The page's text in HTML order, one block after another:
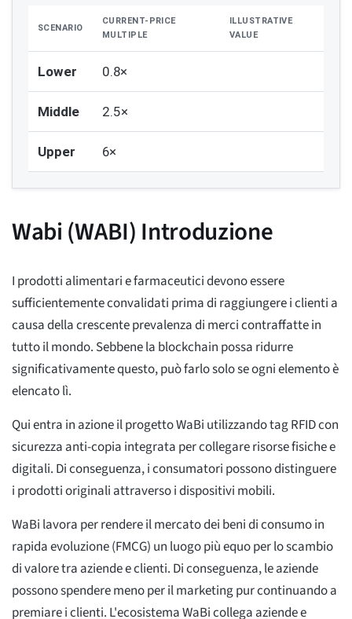
SCENARIO
CURRENT-PRICE
MULTIPLE
ILLUSTRATIVE
VALUE
Lower 0.8×
Middle 2.5×
Upper 6×
Wabi (WABI) Introduzione
I prodotti alimentari e farmaceutici devono essere
sufficientemente convalidati prima di raggiungere i clienti a
causa della crescente prevalenza di merci contraffatte in
tutto il mondo. Sebbene la blockchain possa ridurre
significativamente questo, può farlo solo se ogni elemento è
elencato lì.
Qui entra in azione il progetto WaBi utilizzando tag RFID con
sicurezza anti-copia integrata per collegare risorse fisiche e
digitali. Di conseguenza, i consumatori possono distinguere
i prodotti originali attraverso i dispositivi mobili.
WaBi lavora per rendere il mercato dei beni di consumo in
rapida evoluzione (FMCG) un luogo più equo per lo scambio
di valore tra aziende e clienti. Di conseguenza, le aziende
possono spendere meno per il marketing pur continuando a
premiare i clienti. L'ecosistema WaBi collega aziende e